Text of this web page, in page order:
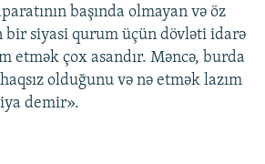
başında olmayan və öz
bir siyasi qurum üçün dövləti idarə
etmək çox asandır. Məncə, burda
olduğunu və nə etmək lazım
demir».